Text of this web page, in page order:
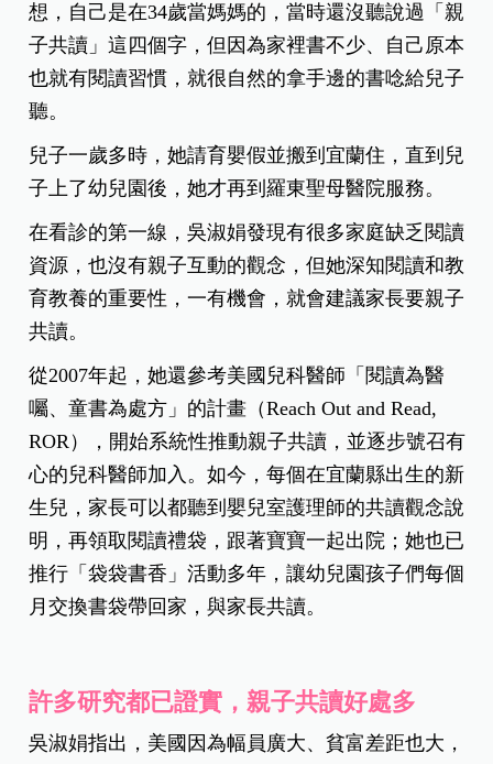
想，自己是在34歲當媽媽的，當時還沒聽說過「親
子共讀」這四個字，但因為家裡書不少、自己原本
也就有閱讀習慣，就很自然的拿手邊的書唸給兒子
聽。
兒子一歲多時，她請育嬰假並搬到宜蘭住，直到兒
子上了幼兒園後，她才再到羅東聖母醫院服務。
在看診的第一線，吳淑娟發現有很多家庭缺乏閱讀
資源，也沒有親子互動的觀念，但她深知閱讀和教
育教養的重要性，一有機會，就會建議家長要親子
共讀。
從2007年起，她還參考美國兒科醫師「閱讀為醫
囑、童書為處方」的計畫（Reach Out and Read,
ROR），開始系統性推動親子共讀，並逐步號召有
心的兒科醫師加入。如今，每個在宜蘭縣出生的新
生兒，家長可以都聽到嬰兒室護理師的共讀觀念說
明，再領取閱讀禮袋，跟著寶寶一起出院；她也已
推行「袋袋書香」活動多年，讓幼兒園孩子們每個
月交換書袋帶回家，與家長共讀。
許多研究都已證實，親子共讀好處多
吳淑娟指出，美國因為幅員廣大、貧富差距也大，